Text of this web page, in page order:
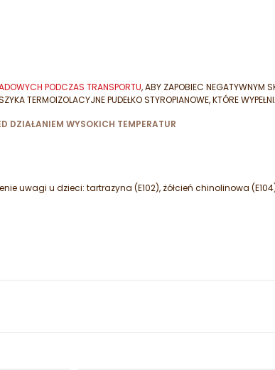
PODCZAS TRANSPORTU, ABY ZAPOBIEC NEGATYWNYM
TERMOIZOLACYJNE PUDEŁKO STYROPIANOWE, KTÓRE
DZIAŁANIEM WYSOKICH TEMPERATUR
uwagi u dzieci: tartrazyna (E102), żółcień chinolinowa